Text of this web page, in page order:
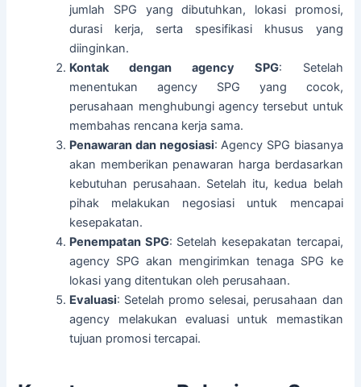
jumlah SPG yang dibutuhkan, lokasi promosi,
durasi kerja, serta spesifikasi khusus yang
diinginkan.
Kontak dengan agency SPG: Setelah
menentukan agency SPG yang cocok,
perusahaan menghubungi agency tersebut untuk
membahas rencana kerja sama.
Penawaran dan negosiasi: Agency SPG biasanya
akan memberikan penawaran harga berdasarkan
kebutuhan perusahaan. Setelah itu, kedua belah
pihak melakukan negosiasi untuk mencapai
kesepakatan.
Penempatan SPG: Setelah kesepakatan tercapai,
agency SPG akan mengirimkan tenaga SPG ke
lokasi yang ditentukan oleh perusahaan.
Evaluasi: Setelah promo selesai, perusahaan dan
agency melakukan evaluasi untuk memastikan
tujuan promosi tercapai.